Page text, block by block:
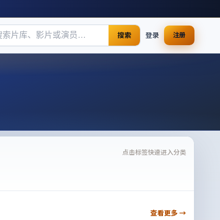
搜索 登录 注册
点击标签快速进入分类
查看更多 →